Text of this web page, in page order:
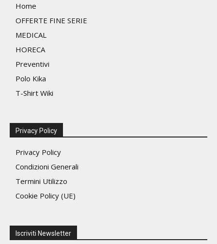
Home
OFFERTE FINE SERIE
MEDICAL
HORECA
Preventivi
Polo Kika
T-Shirt Wiki
Privacy Policy
Privacy Policy
Condizioni Generali
Termini Utilizzo
Cookie Policy (UE)
Iscriviti Newsletter